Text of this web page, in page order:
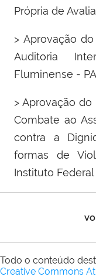
Própria de
> Aprovação
Auditoria
Fluminense -
> Aprovação
Combate ao
contra a
formas de
Instituto
Todo o conteúdo
Creative Commons